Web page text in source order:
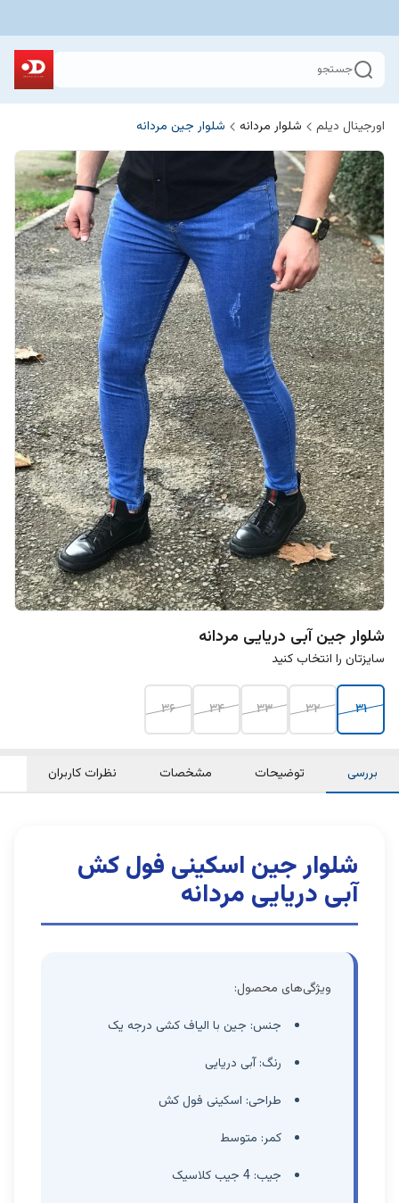
جستجو
اورجینال دیلم شلوار مردانه شلوار جین مردانه
شلوار جین آبی دریایی مردانه
سایزتان را انتخاب کنید
31
32
33
34
36
بررسی توضیحات مشخصات نظرات کاربران
شلوار جین اسکینی فول کش
آبی دریایی مردانه
ویژگی‌های محصول:
جنس: جین با الیاف کشی درجه یک
رنگ: آبی دریایی
طراحی: اسکینی فول کش
کمر: متوسط
جیب: 4 جیب کلاسیک